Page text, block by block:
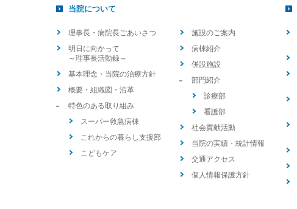
当院について
理事長・病院長ごあいさつ
明日に向かって
～理事長活動録～
基本理念・当院の治療方針
概要・組織図・沿革
特色のある取り組み
スーパー救急病棟
これからの暮らし支援部
こどもケア
施設のご案内
病棟紹介
併設施設
部門紹介
診療部
看護部
社会貢献活動
当院の実績・統計情報
交通アクセス
個人情報保護方針